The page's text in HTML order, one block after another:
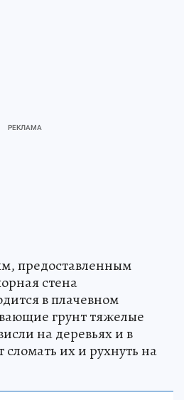
предоставленным
стена
в плачевном
грунт тяжелые
на деревьях и в
их и рухнуть на